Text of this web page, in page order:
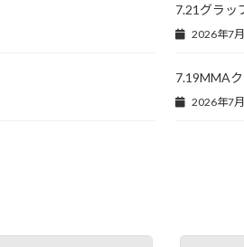
7.21グラッ
2026年7
7.19MMA
2026年7